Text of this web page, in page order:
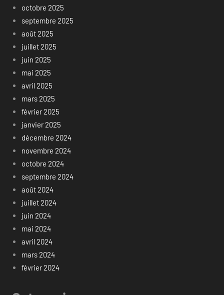
octobre 2025
septembre 2025
août 2025
juillet 2025
juin 2025
mai 2025
avril 2025
mars 2025
février 2025
janvier 2025
décembre 2024
novembre 2024
octobre 2024
septembre 2024
août 2024
juillet 2024
juin 2024
mai 2024
avril 2024
mars 2024
février 2024